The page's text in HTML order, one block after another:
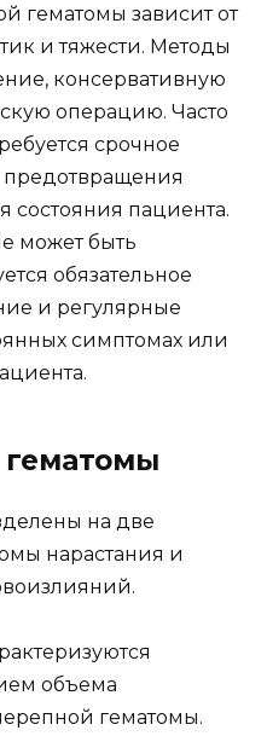
гематомы зависит от
и тяжести. Методы
консервативную
операцию. Часто
срочное
пациента.
может быть
обязательное
и регулярные
симптомах или
на две
нарастания и
объема
гематомы.